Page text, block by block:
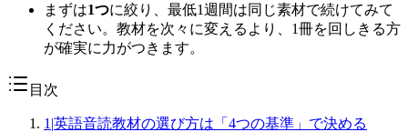
まずは1つに絞り、最低1週間は同じ素材で続けてみて
ください。教材を次々に変えるより、1冊を回しきる方
が確実に力がつきます。
目次
1 |英語音読教材の選び方は「4つの基準」で決める